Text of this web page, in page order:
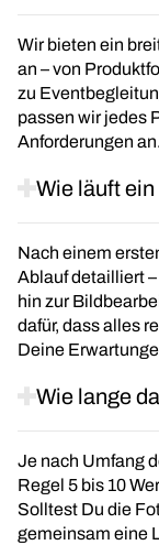
Wir bieten ein
an – von
zu
passen wir jedes
Anforderungen an.
Wie läuft
Nach einem
Ablauf detailliert
hin zur
dafür, dass alles
Deine
Wie lange
Je nach Umfang
Regel 5 bis 10
Solltest Du die
gemeinsam eine